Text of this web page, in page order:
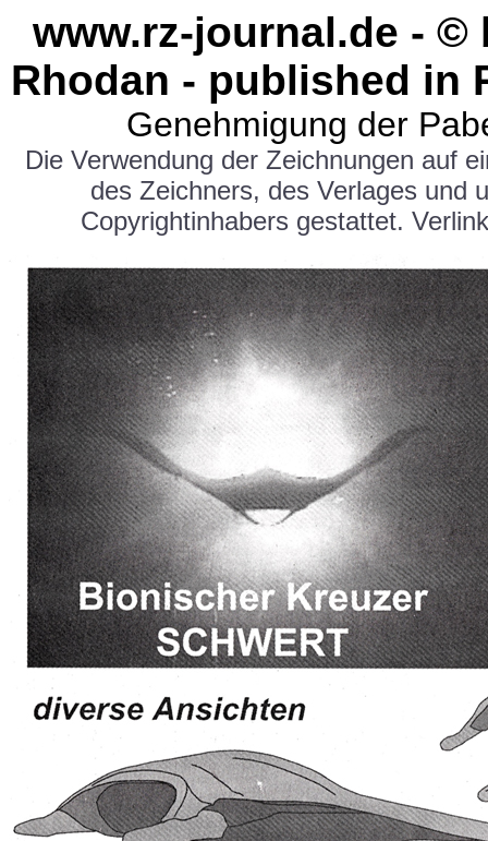
www.rz-journal.de - ©
Rhodan - published in
Genehmigung der
Die Verwendung der Zeichnungen auf
des Zeichners, des Verlages und
Copyrightinhabers gestattet.